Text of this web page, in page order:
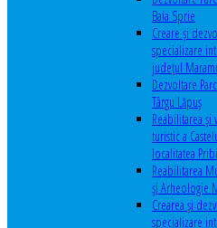
Baia Sprie
Creare și
specializare
județul
Dezvoltare
Târgu Lăpuș
Reabilitarea
turistic a
localitatea
Reabilitarea
și Arheologie
Crearea și
specializare